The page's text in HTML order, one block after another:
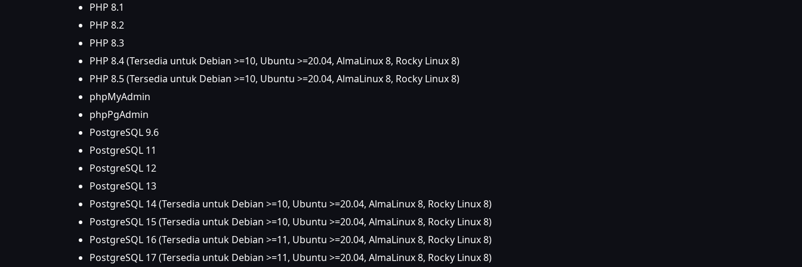
PHP 8.1
PHP 8.2
PHP 8.3
PHP 8.4 (Tersedia untuk Debian >=10, Ubuntu >=20.04, AlmaLinux 8, Rocky Linux 8)
PHP 8.5 (Tersedia untuk Debian >=10, Ubuntu >=20.04, AlmaLinux 8, Rocky Linux 8)
phpMyAdmin
phpPgAdmin
PostgreSQL 9.6
PostgreSQL 11
PostgreSQL 12
PostgreSQL 13
PostgreSQL 14 (Tersedia untuk Debian >=10, Ubuntu >=20.04, AlmaLinux 8, Rocky Linux 8)
PostgreSQL 15 (Tersedia untuk Debian >=10, Ubuntu >=20.04, AlmaLinux 8, Rocky Linux 8)
PostgreSQL 16 (Tersedia untuk Debian >=11, Ubuntu >=20.04, AlmaLinux 8, Rocky Linux 8)
PostgreSQL 17 (Tersedia untuk Debian >=11, Ubuntu >=20.04, AlmaLinux 8, Rocky Linux 8)